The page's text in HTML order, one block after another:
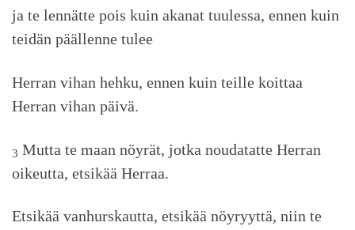
ja te lennätte pois kuin akanat tuulessa, ennen kuin
teidän päällenne tulee
Herran vihan hehku, ennen kuin teille koittaa
Herran vihan päivä.
3 Mutta te maan nöyrät, jotka noudatatte Herran
oikeutta, etsikää Herraa.
Etsikää vanhurskautta, etsikää nöyryyttä, niin te